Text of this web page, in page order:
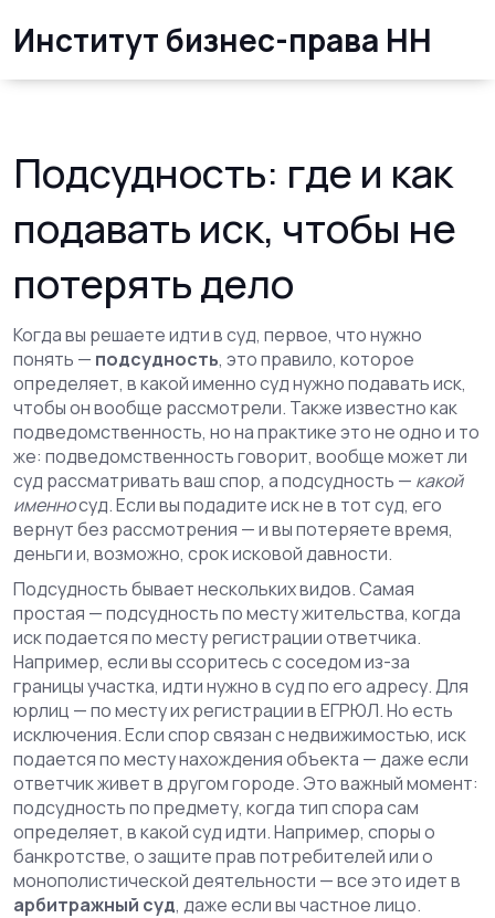
Институт бизнес-права НН
Подсудность: где и как
подавать иск, чтобы не
потерять дело
Когда вы решаете идти в суд, первое, что нужно
понять — подсудность, это правило, которое
определяет, в какой именно суд нужно подавать иск,
чтобы он вообще рассмотрели. Также известно как
подведомственность, но на практике это не одно и то
же: подведомственность говорит, вообще может ли
суд рассматривать ваш спор, а подсудность — какой
именносуд.Если вы подадите иск не в тот суд, его
вернут без рассмотрения — и вы потеряете время,
деньги и, возможно, срок исковой давности.
Подсудность бывает нескольких видов. Самая
простая —подсудность по месту жительства, когда
иск подается по месту регистрации ответчика.
Например, если вы ссоритесь с соседом из-за
границы участка, идти нужно в суд по его адресу. Для
юрлиц — по месту их регистрации в ЕГРЮЛ. Но есть
исключения. Если спор связан с недвижимостью, иск
подается по месту нахождения объекта — даже если
ответчик живет в другом городе. Это важный момент:
подсудность по предмету, когда тип спора сам
определяет, в какой суд идти. Например, споры о
банкротстве, о защите прав потребителей или о
монополистической деятельности — все это идет в
арбитражный суд, даже если вы частное лицо.